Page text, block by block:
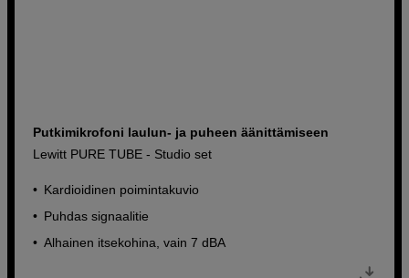
Putkimikrofoni laulun- ja puheen äänittämiseen
Lewitt PURE TUBE - Studio set
Kardioidinen poimintakuvio
Puhdas signaalitie
Alhainen itsekohina, vain 7 dBA